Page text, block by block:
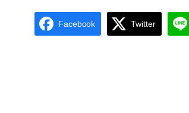
Facebook Twitter